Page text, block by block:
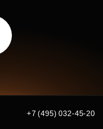
+7 (495) 032-45-20